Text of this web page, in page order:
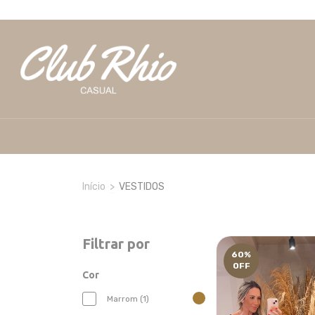
Início > VESTIDOS
Filtrar por
Cor
Marrom (1)
60%
OFF